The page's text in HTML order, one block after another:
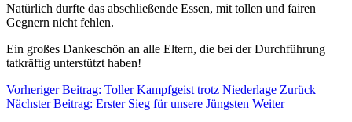
Natürlich durfte das abschließende Essen, mit tollen und fairen
Gegnern nicht fehlen.
Ein großes Dankeschön an alle Eltern, die bei der Durchführung
tatkräftig unterstützt haben!
Vorheriger Beitrag: Toller Kampfgeist trotz Niederlage Zurück
Nächster Beitrag: Erster Sieg für unsere Jüngsten Weiter